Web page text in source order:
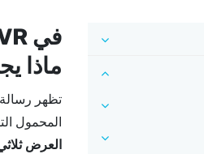
في
ماذا
تظهر
المحمول
العرض ثلاثي